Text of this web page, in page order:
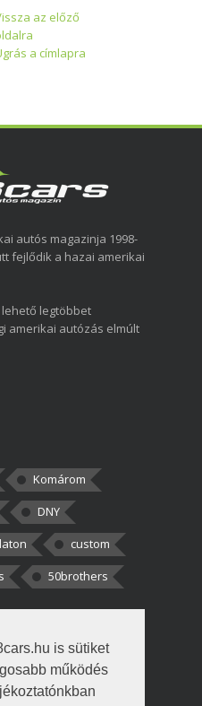
is sütiket
működés
az előző
a címlapra
autós magazinja 1998-
fejlődik a hazai amerikai
legtöbbet
amerikai autózás elmúlt
Komárom
DNY
custom
50brothers
Én csak két
tudtam, hogy fél autót,